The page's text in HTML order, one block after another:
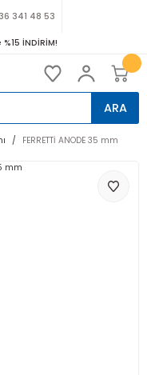
341 48 53
İNDİRİM!
ARA
FERRETTİ ANODE 35 mm